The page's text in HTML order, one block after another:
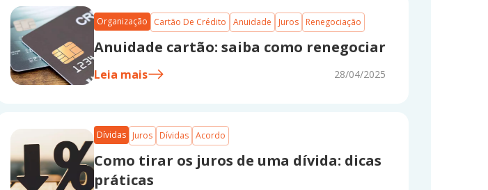
Organização Cartão De Crédito Anuidade Juros Renegociação
Anuidade cartão: saiba como renegociar
Leia mais 28/04/2025
Dívidas Juros Dívidas Acordo
Como tirar os juros de uma dívida: dicas
práticas